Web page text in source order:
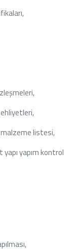
listesi,
yapım kontrol